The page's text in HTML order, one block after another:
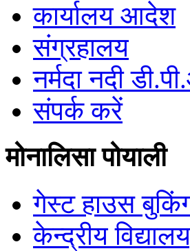
कार्यालय आदेश
संग्रहालय
नर्मदा नदी
संपर्क करें
मोनालिसा पोयाली
गेस्ट हाउस
केन्द्रीय